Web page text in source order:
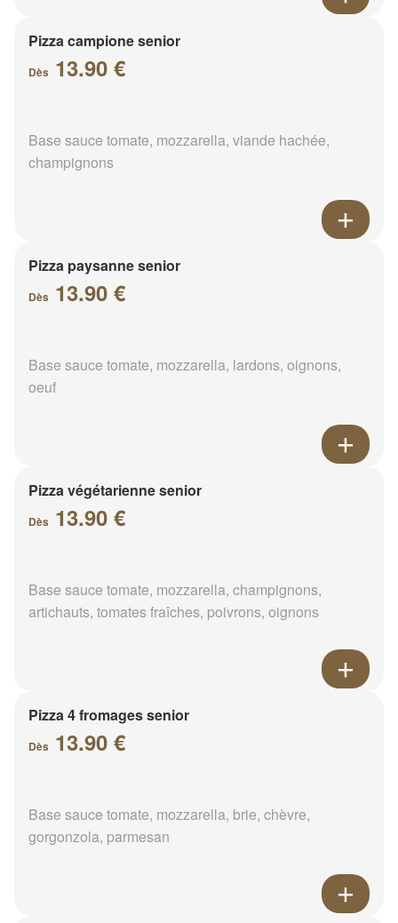
Pizza campione senior
Dès 13.90 €
Base sauce tomate, mozzarella, viande hachée,
champignons
Pizza paysanne senior
Dès 13.90 €
Base sauce tomate, mozzarella, lardons, oignons,
oeuf
Pizza végétarienne senior
Dès 13.90 €
Base sauce tomate, mozzarella, champignons,
artichauts, tomates fraîches, poivrons, oignons
Pizza 4 fromages senior
Dès 13.90 €
Base sauce tomate, mozzarella, brie, chèvre,
gorgonzola, parmesan